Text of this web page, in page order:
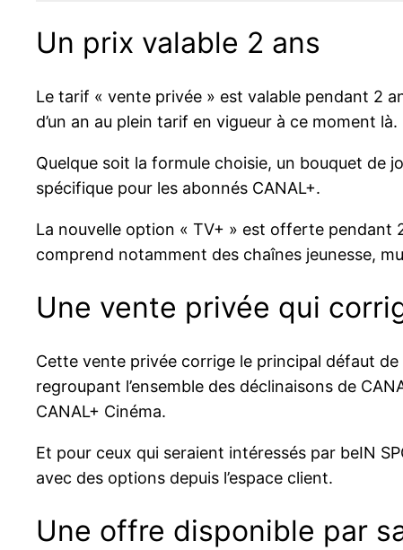
Un prix valable 2 ans
Le tarif « vente privée » est valable pendant 2
d’un an au plein tarif en vigueur à ce moment là.
Quelque soit la formule choisie, un bouquet de
spécifique pour les abonnés CANAL+.
La nouvelle option « TV+ » est offerte pendant
comprend notamment des chaînes jeunesse,
Une vente privée qui
Cette vente privée corrige le principal défaut
regroupant l’ensemble des déclinaisons de
CANAL+ Cinéma.
Et pour ceux qui seraient intéressés par beIN
avec des options depuis l’espace client.
Une offre disponible par